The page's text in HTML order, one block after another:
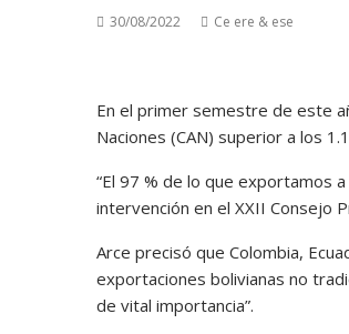
30/08/2022 Ce ere & ese
En el primer semestre de este
Naciones (CAN) superior a los
“El 97 % de lo que exportamos
intervención en el XXII Consejo
Arce precisó que Colombia,
exportaciones bolivianas no
de vital importancia”.